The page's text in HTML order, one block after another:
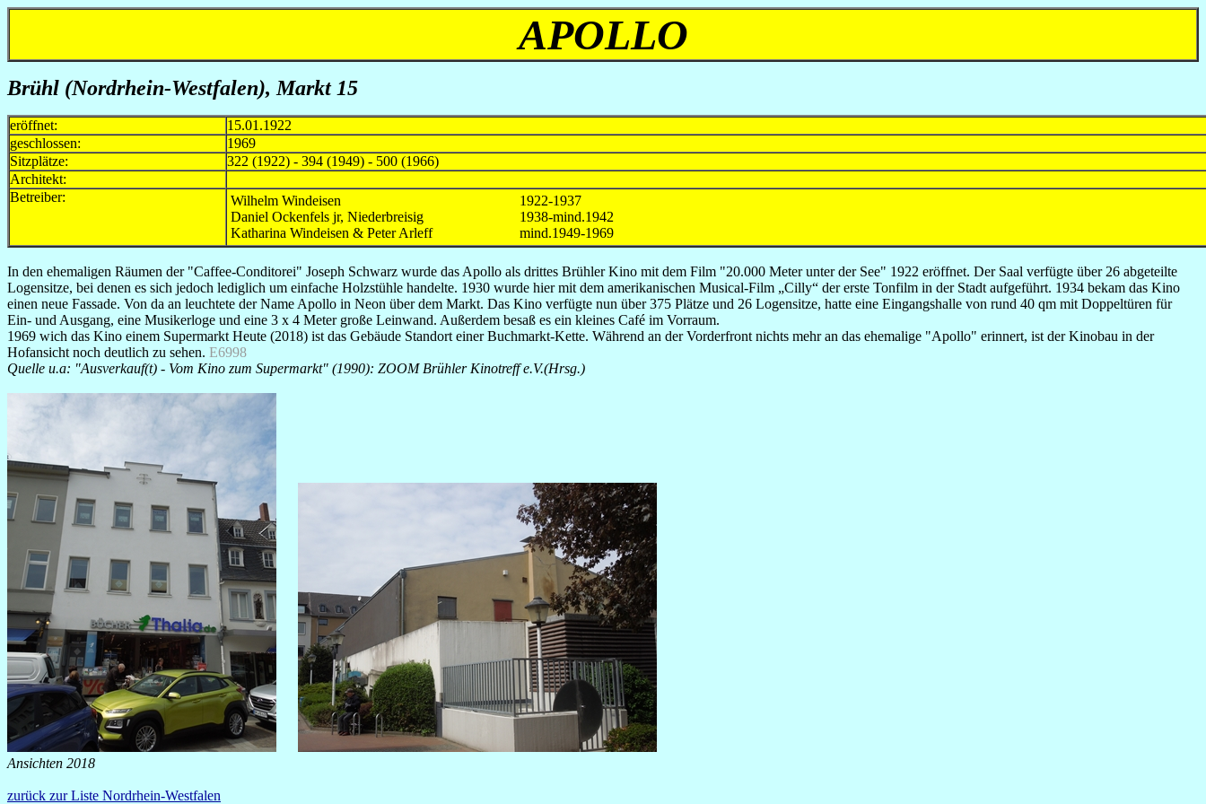
APOLLO
Brühl (Nordrhein-Westfalen), Markt15
eröffnet:
15.01.1922
geschlossen:
1969
Sitzplätze:
322 (1922) - 394 (1949) - 500 (1966)
Architekt:
Betreiber:
Wilhelm Windeisen
Daniel Ockenfels jr, Niederbreisig
Katharina Windeisen & Peter Arleff
1922-1937
1938-mind.1942
mind.1949-1969
In den ehemaligen Räumen der "Caffee-Conditorei" Joseph Schwarz wurde das Apollo als drittes Brühler Kino mit dem Film "20.000 Meter unter der See" 1922 eröffnet. Der Saal verfügte über 26 abgeteilte
Logensitze, bei denen es sich jedoch lediglich um einfache Holzstühle handelte. 1930 wurde hier mit dem amerikanischen Musical-Film „Cilly“ der erste Tonfilm in der Stadt aufgeführt. 1934 bekam das Kino
einen neue Fassade. Von da an leuchtete der Name Apollo in Neon über dem Markt. Das Kino verfügte nun über 375 Plätze und 26 Logensitze, hatte eine Eingangshalle von rund 40 qm mit Doppeltüren für
Ein- und Ausgang, eine Musikerloge und eine 3 x 4 Meter große Leinwand. Außerdem besaß es ein kleines Café im Vorraum.
1969 wich das Kino einem Supermarkt Heute (2018) ist das Gebäude Standort einer Buchmarkt-Kette. Während an der Vorderfront nichts mehr an das ehemalige "Apollo" erinnert, ist der Kinobau in der
Hofansicht noch deutlich zu sehen. E6998
Quelle u.a: "Ausverkauf(t) - Vom Kino zum Supermarkt" (1990): ZOOM Brühler Kinotreff e.V.(Hrsg.)
Ansichten 2018
zurück zur Liste Nordrhein-Westfalen